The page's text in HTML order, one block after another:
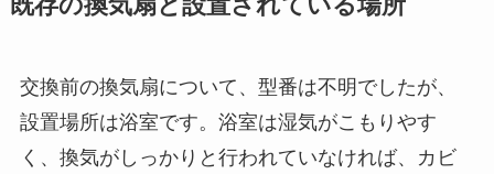
既存の換気扇と設置されている場所
交換前の換気扇について、型番は不明でしたが、
設置場所は浴室です。浴室は湿気がこもりやす
く、換気がしっかりと行われていなければ、カビ